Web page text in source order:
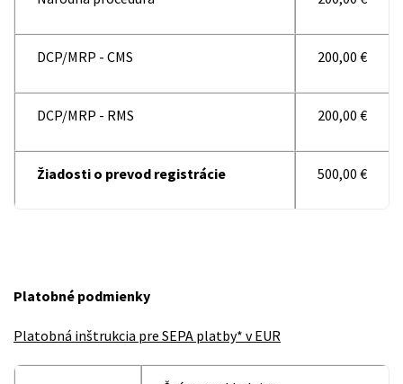
DCP/MRP - CMS 200,00 €
DCP/MRP - RMS 200,00 €
Žiadosti o prevod registrácie 500,00 €
Platobné podmienky
Platobná inštrukcia pre SEPA platby* v EUR